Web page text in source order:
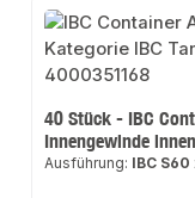
40 Stück - IBC
Innengewinde
Ausführung: IBC